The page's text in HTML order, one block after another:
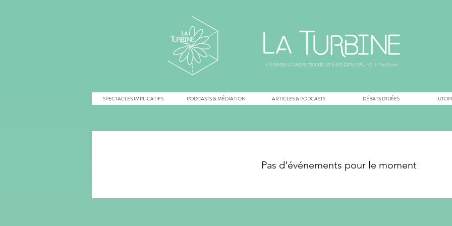
SPECTACLES IMPLICATIFS PODCASTS & MÉDIATION ARTICLES & PODCASTS DÉBATS D'IDÉES
Pas d'événements pour le moment